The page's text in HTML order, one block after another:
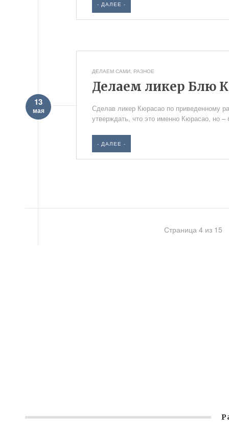
- ДАЛЕЕ -
ДЕЛАЕМ САМИ, РАЗНОЕ
Делаем ликер Блю
13
мая
Сделав ликер Кюрасао по приведенному
утверждать, что это именно Кюрасао, но
- ДАЛЕЕ -
Страница 4 из 15